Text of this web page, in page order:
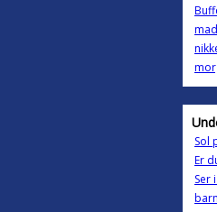
Sol
Er
Ser